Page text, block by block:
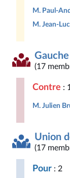
M. Paul-
M. Jean-
(17
Contre : 1
M. Julien
Union
(17
Pour : 2